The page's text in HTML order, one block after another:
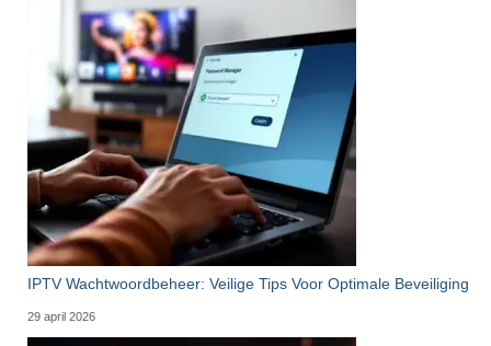
IPTV Wachtwoordbeheer: Veilige Tips Voor Optimale Beveiliging
29 april 2026